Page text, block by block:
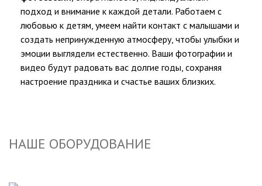
подход и внимание к каждой детали. Работаем с
любовью к детям, умеем найти контакт с малышами и
создать непринужденную атмосферу, чтобы улыбки и
эмоции выглядели естественно. Ваши фотографии и
видео будут радовать вас долгие годы, сохраняя
настроение праздника и счастье ваших близких.
НАШЕ ОБОРУДОВАНИЕ